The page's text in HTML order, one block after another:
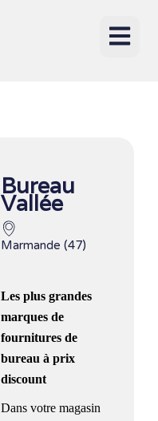
Bureau
Vallée
Marmande (47)
Les plus grandes
marques de
fournitures de
bureau à prix
discount
Dans votre magasin